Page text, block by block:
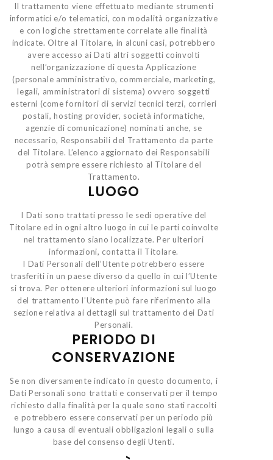
Il trattamento viene effettuato mediante strumenti
informatici e/o telematici, con modalità organizzative
e con logiche strettamente correlate alle finalità
indicate. Oltre al Titolare, in alcuni casi, potrebbero
avere accesso ai Dati altri soggetti coinvolti
nell’organizzazione di questa Applicazione
(personale amministrativo, commerciale, marketing,
legali, amministratori di sistema) ovvero soggetti
esterni (come fornitori di servizi tecnici terzi, corrieri
postali, hosting provider, società informatiche,
agenzie di comunicazione) nominati anche, se
necessario, Responsabili del Trattamento da parte
del Titolare. L’elenco aggiornato dei Responsabili
potrà sempre essere richiesto al Titolare del
Trattamento.
LUOGO
I Dati sono trattati presso le sedi operative del
Titolare ed in ogni altro luogo in cui le parti coinvolte
nel trattamento siano localizzate. Per ulteriori
informazioni, contatta il Titolare.
I Dati Personali dell’Utente potrebbero essere
trasferiti in un paese diverso da quello in cui l’Utente
si trova. Per ottenere ulteriori informazioni sul luogo
del trattamento l’Utente può fare riferimento alla
sezione relativa ai dettagli sul trattamento dei Dati
Personali.
PERIODO DI
CONSERVAZIONE
Se non diversamente indicato in questo documento, i
Dati Personali sono trattati e conservati per il tempo
richiesto dalla finalità per la quale sono stati raccolti
e potrebbero essere conservati per un periodo più
lungo a causa di eventuali obbligazioni legali o sulla
base del consenso degli Utenti.